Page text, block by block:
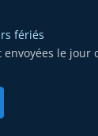
fériés
le jour